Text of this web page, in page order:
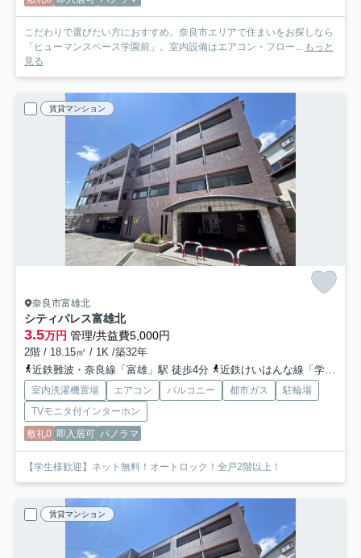
こだわりで選びたい方におすすめ。奈良市エリアで住まいをお探しなら
「ヒューマンスペース学園前」。室内設備はエアコン・フロー... もっと
見る
賃貸マンション
奈良市富雄北
シティパレス富雄北
3.5万円 管理/共益費5,000円
2階 / 18.15㎡ / 1K /築32年
近鉄難波・奈良線「富雄」駅 徒歩4分
近鉄けいはんな線「学研北生駒」駅 バス13分 奈良交通「富雄駅」 停歩5分
室内洗濯機置場 エアコン バルコニー 都市ガス
駐輪場
TVモニタ付インターホン
敷礼0 即入居可 パノラマ
【学生様歓迎】ネット無料！オートロック！全戸2階以上！
賃貸マンション